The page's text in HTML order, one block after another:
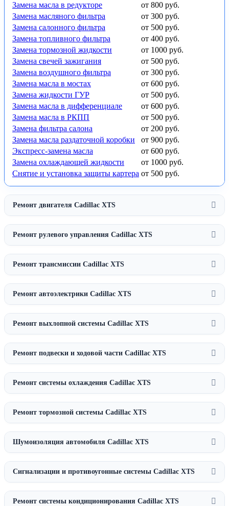
Замена масла в редукторе
от 800 руб.
Замена масляного фильтра
от 300 руб.
Замена салонного фильтра
от 500 руб.
Замена топливного фильтра
от 400 руб.
Замена тормозной жидкости
от 1000 руб.
Замена свечей зажигания
от 500 руб.
Замена воздушного фильтра
от 300 руб.
Замена масла в мостах
от 600 руб.
Замена жидкости ГУР
от 500 руб.
Замена масла в дифференциале
от 600 руб.
Замена масла в РКПП
от 500 руб.
Замена фильтра салона
от 200 руб.
Замена масла раздаточной коробки
от 900 руб.
Экспресс-замена масла
от 600 руб.
Замена охлаждающей жидкости
от 1000 руб.
Снятие и установка защиты картера от 500 руб.
Ремонт двигателя Cadillac XTS
Ремонт рулевого управления Cadillac XTS
Ремонт трансмиссии Cadillac XTS
Ремонт автоэлектрики Cadillac XTS
Ремонт выхлопной системы Cadillac XTS
Ремонт подвески и ходовой части Cadillac XTS
Ремонт системы охлаждения Cadillac XTS
Ремонт тормозной системы Cadillac XTS
Шумоизоляция автомобиля Cadillac XTS
Сигнализации и противоугонные системы Cadillac XTS
Ремонт системы кондиционирования Cadillac XTS